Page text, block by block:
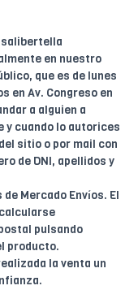
en nuestro
que es de lunes
en Av. Congreso en
a alguien a
y cuando lo autorices
sitio o por mail con
de DNI, apellidos y
Mercado Envíos. El
pulsando
producto.
la venta un